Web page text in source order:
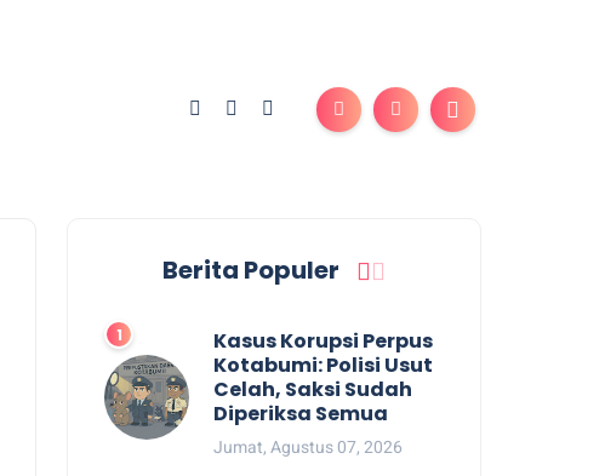
Berita Populer
Kasus Korupsi Perpus
Kotabumi: Polisi Usut
Celah, Saksi Sudah
Diperiksa Semua
Jumat, Agustus 07, 2026